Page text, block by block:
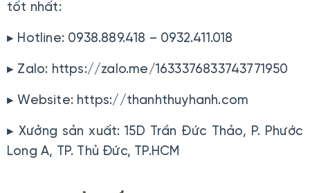
tốt nhất:
▸ Hotline: 0938.889.418 – 0932.411.018
▸ Zalo: https://zalo.me/1633376833743771950
▸ Website: https://thanhthuyhanh.com
▸ Xưởng sản xuất: 15D Trần Đức Thảo, P. Phước
Long A, TP. Thủ Đức, TP.HCM